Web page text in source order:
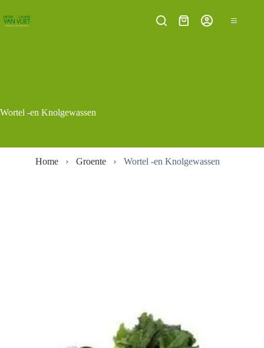
naar
de
Winkelwagen
Wortel -en Knolgewassen
Home Groente Wortel -en Knolgewassen